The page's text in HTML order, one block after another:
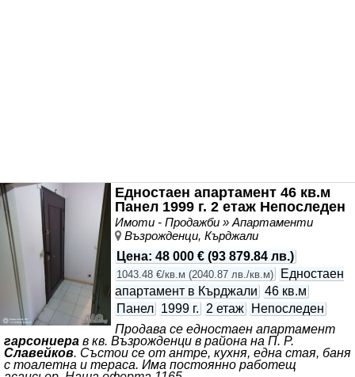
Едностаен апартамент 46 кв.м
Панел 1999 г. 2 етаж Непоследен
Имоти - Продажби » Апартаменти
Възрожденци, Кърджали
Цена: 48 000 € (93 879.84 лв.)
1043.48 €/кв.м (2040.87 лв./кв.м)
Едностаен
апартамент в Кърджали 46 кв.м
Панел 1999 г. 2 етаж
Непоследен
Продава се едностаен апартамент
гарсониера в кв. Възрожденци в района на П. Р.
Славейков. Състои се от антре, кухня, една стая, баня
с тоалетна и тераса. Има постоянно работещ